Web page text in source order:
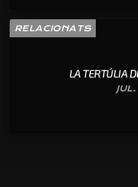
RELACIONATS
LA TERTÚLIA